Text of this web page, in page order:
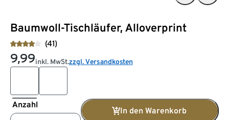
Baumwoll-Tischläufer, Alloverprint
(41)
9,99inkl. MwSt.zzgl. Versandkosten
Anzahl
In den Warenkorb